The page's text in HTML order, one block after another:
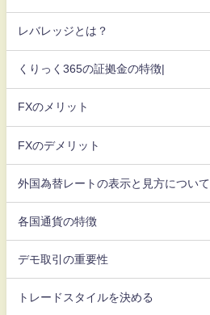
レバレッジとは？
くりっく365の証拠金の特徴|
FXのメリット
FXのデメリット
外国為替レートの表示と見方について
各国通貨の特徴
デモ取引の重要性
トレードスタイルを決める